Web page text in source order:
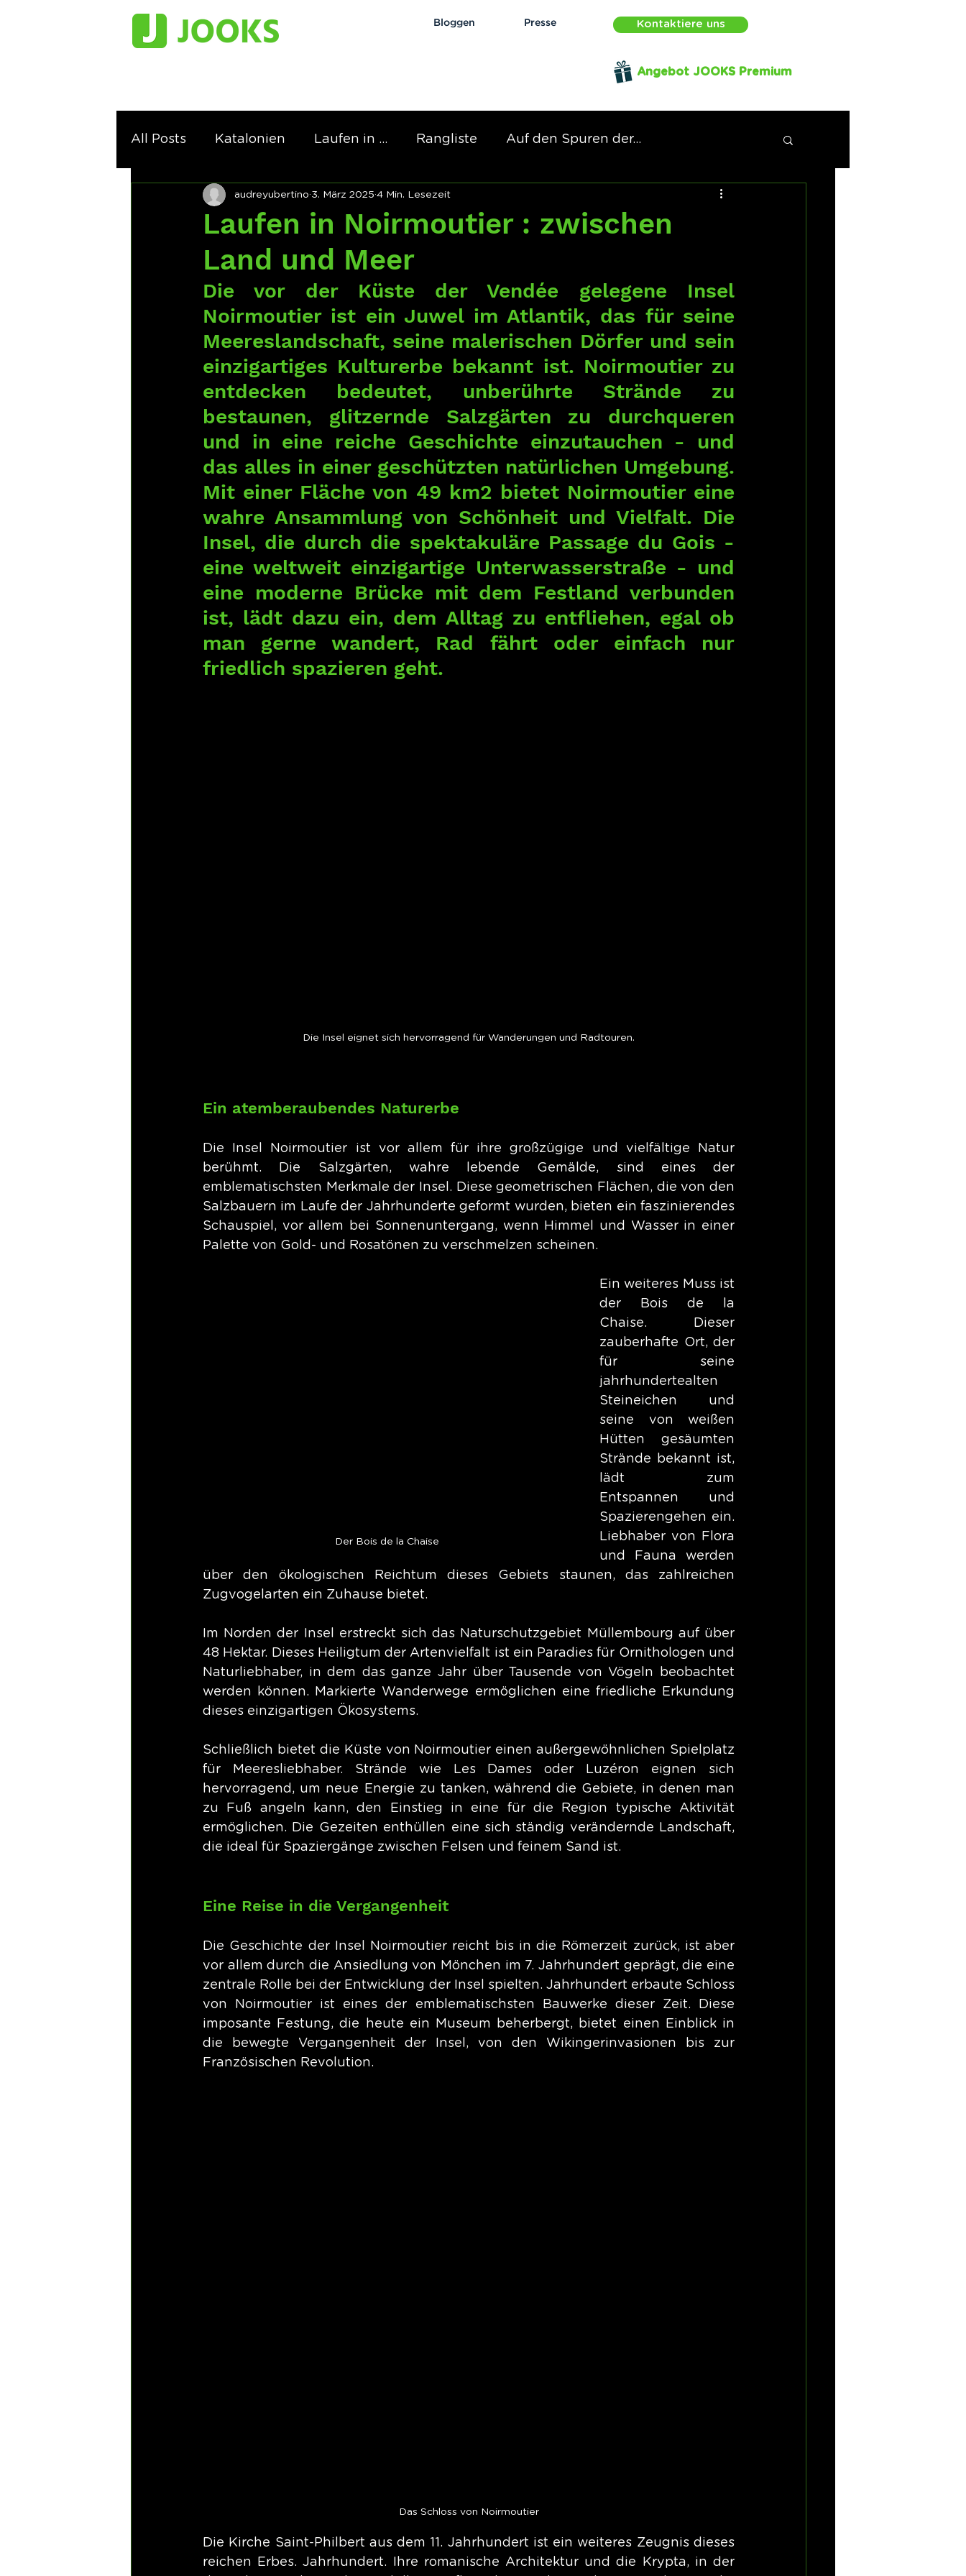
Bloggen Presse Kontaktiere uns
Angebot JOOKS Premium
All Posts Katalonien Laufen in ... Rangliste Auf den Spuren der...
Laufen in Noirmoutier : zwischen
Land und Meer
audreyubertino 3. März 2025 4 Min. Lesezeit
Die vor der Küste der Vendée gelegene Insel
Noirmoutier ist ein Juwel im Atlantik, das für seine
Meereslandschaft, seine malerischen Dörfer und sein
einzigartiges Kulturerbe bekannt ist. Noirmoutier zu
entdecken bedeutet, unberührte Strände zu
bestaunen, glitzernde Salzgärten zu durchqueren
und in eine reiche Geschichte einzutauchen - und
das alles in einer geschützten natürlichen Umgebung.
Mit einer Fläche von 49 km2 bietet Noirmoutier eine
wahre Ansammlung von Schönheit und Vielfalt. Die
Insel, die durch die spektakuläre Passage du Gois -
eine weltweit einzigartige Unterwasserstraße - und
eine moderne Brücke mit dem Festland verbunden
ist, lädt dazu ein, dem Alltag zu entfliehen, egal ob
man gerne wandert, Rad fährt oder einfach nur
friedlich spazieren geht.
Die Insel eignet sich hervorragend für Wanderungen und Radtouren.
Ein atemberaubendes Naturerbe
Die Insel Noirmoutier ist vor allem für ihre großzügige und vielfältige Natur
berühmt. Die Salzgärten, wahre lebende Gemälde, sind eines der
emblematischsten Merkmale der Insel. Diese geometrischen Flächen, die von den
Salzbauern im Laufe der Jahrhunderte geformt wurden, bieten ein faszinierendes
Schauspiel, vor allem bei Sonnenuntergang, wenn Himmel und Wasser in einer
Palette von Gold- und Rosatönen zu verschmelzen scheinen.
Der Bois de la Chaise
Ein weiteres Muss ist
der Bois de la
Chaise. Dieser
zauberhafte Ort, der
für seine
jahrhundertealten
Steineichen und
seine von weißen
Hütten gesäumten
Strände bekannt ist,
lädt zum
Entspannen und
Spazierengehen ein.
Liebhaber von Flora
und Fauna werden
über den ökologischen Reichtum dieses Gebiets staunen, das zahlreichen
Zugvogelarten ein Zuhause bietet.
Im Norden der Insel erstreckt sich das Naturschutzgebiet Müllembourg auf über
48 Hektar. Dieses Heiligtum der Artenvielfalt ist ein Paradies für Ornithologen und
Naturliebhaber, in dem das ganze Jahr über Tausende von Vögeln beobachtet
werden können. Markierte Wanderwege ermöglichen eine friedliche Erkundung
dieses einzigartigen Ökosystems.
Schließlich bietet die Küste von Noirmoutier einen außergewöhnlichen Spielplatz
für Meeresliebhaber. Strände wie Les Dames oder Luzéron eignen sich
hervorragend, um neue Energie zu tanken, während die Gebiete, in denen man
zu Fuß angeln kann, den Einstieg in eine für die Region typische Aktivität
ermöglichen. Die Gezeiten enthüllen eine sich ständig verändernde Landschaft,
die ideal für Spaziergänge zwischen Felsen und feinem Sand ist.
Eine Reise in die Vergangenheit
Die Geschichte der Insel Noirmoutier reicht bis in die Römerzeit zurück, ist aber
vor allem durch die Ansiedlung von Mönchen im 7. Jahrhundert geprägt, die eine
zentrale Rolle bei der Entwicklung der Insel spielten. Jahrhundert erbaute Schloss
von Noirmoutier ist eines der emblematischsten Bauwerke dieser Zeit. Diese
imposante Festung, die heute ein Museum beherbergt, bietet einen Einblick in
die bewegte Vergangenheit der Insel, von den Wikingerinvasionen bis zur
Französischen Revolution.
Das Schloss von Noirmoutier
Die Kirche Saint-Philbert aus dem 11. Jahrhundert ist ein weiteres Zeugnis dieses
reichen Erbes. Jahrhundert. Ihre romanische Architektur und die Krypta, in der